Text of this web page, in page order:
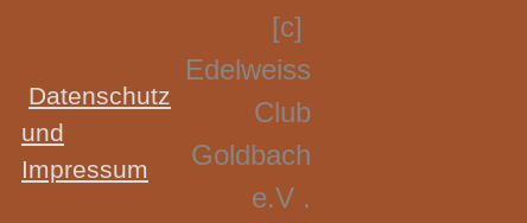
Datenschutz
und
Impressum
[c]
Edelweiss
Club
Goldbach
e.V .